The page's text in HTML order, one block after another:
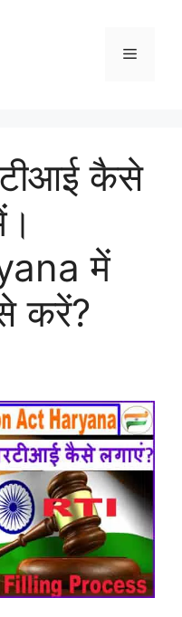
Menu
कैसे
में
करें?